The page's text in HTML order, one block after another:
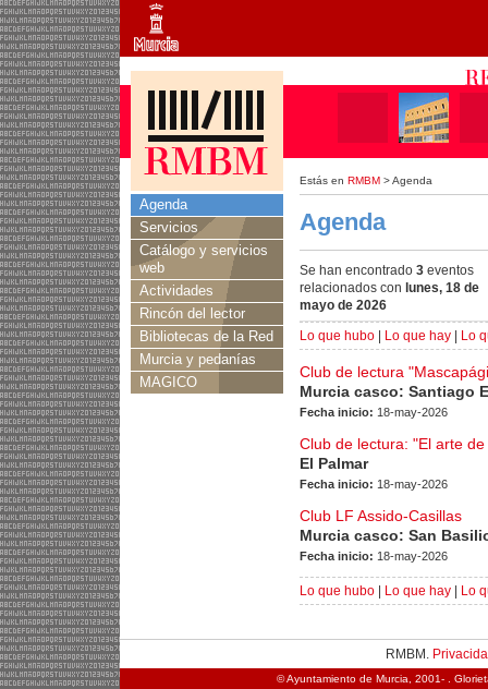
Estás en RMBM > Agenda
Agenda
Servicios
Catálogo y servicios
web
Actividades
Rincón del lector
Bibliotecas de la Red
Murcia y pedanías
MAGICO
Agenda
Se han encontrado 3 eventos
relacionados con lunes, 18 de
mayo de 2026
Lo que hubo
Lo que hay Lo
Club de lectura
Murcia casco: Santiago
Fecha inicio: 18-may-2026
Club de lectura: "El arte
El Palmar
Fecha inicio: 18-may-2026
Club LF Assido-Casillas
Murcia casco: San
Fecha inicio: 18-may-2026
Lo que hubo Lo que hay Lo
RMBM.
© Ayuntamiento de Murcia, 2001- .